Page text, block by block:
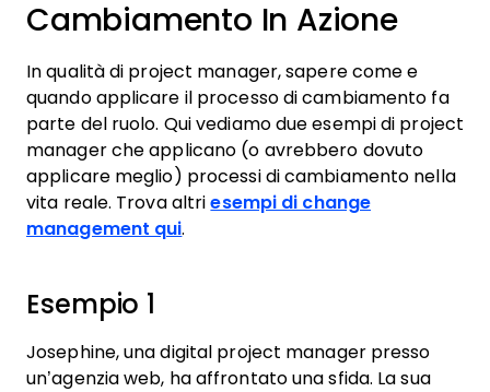
Cambiamento In Azione
In qualità di project manager, sapere come e
quando applicare il processo di cambiamento fa
parte del ruolo. Qui vediamo due esempi di project
manager che applicano (o avrebbero dovuto
applicare meglio) processi di cambiamento nella
vita reale. Trova altriesempi di change
management qui.
Esempio 1
Josephine, una digital project manager presso
un’agenzia web, ha affrontato una sfida. La sua